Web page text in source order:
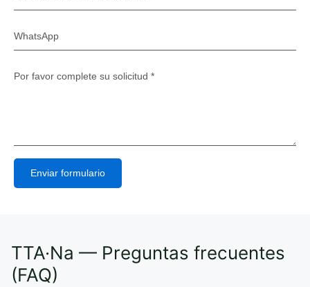
Enviar formulario
TTA·Na — Preguntas frecuentes
(FAQ)